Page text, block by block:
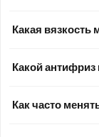
Какая вязкость
Какой антифриз
Как часто